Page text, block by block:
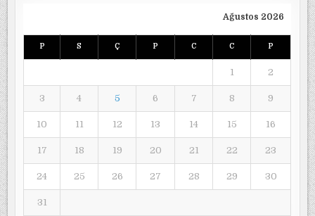
Ağustos 2026
P S Ç P C C P
1 2
3 4 5 6 7 8 9
10 11 12 13 14 15 16
17 18 19 20 21 22 23
24 25 26 27 28 29 30
31